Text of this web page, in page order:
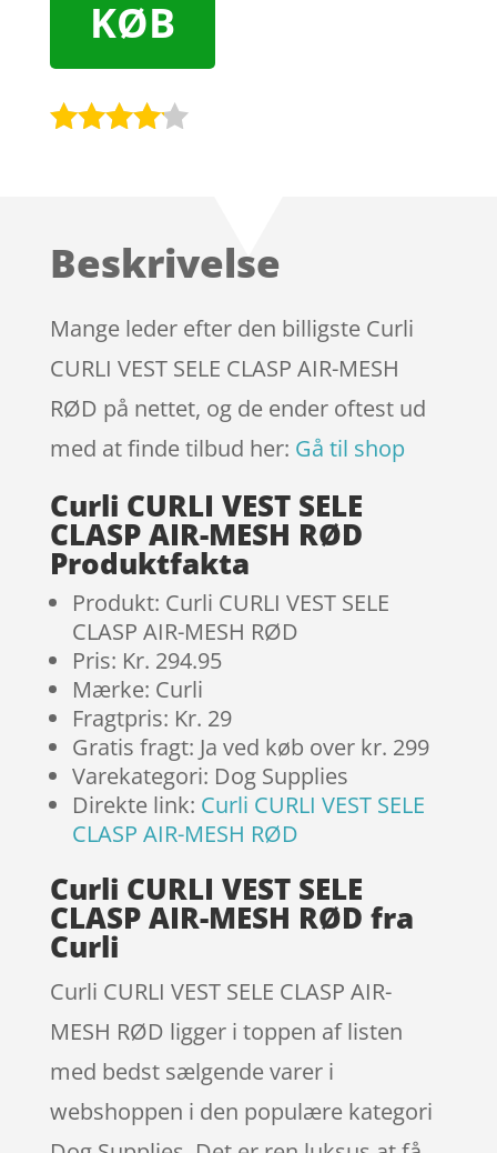
KØB
på
ømmels
er
Beskrivelse
Mange leder efter den billigste Curli
CURLI VEST SELE CLASP AIR-MESH
RØD på nettet, og de ender oftest ud
med at finde tilbud her: Gå til shop
Curli CURLI VEST SELE
CLASP AIR-MESH RØD
Produktfakta
Produkt: Curli CURLI VEST SELE
CLASP AIR-MESH RØD
Pris: Kr. 294.95
Mærke: Curli
Fragtpris: Kr. 29
Gratis fragt: Ja ved køb over kr. 299
Varekategori: Dog Supplies
Direkte link: Curli CURLI VEST SELE
CLASP AIR-MESH RØD
Curli CURLI VEST SELE
CLASP AIR-MESH RØD fra
Curli
Curli CURLI VEST SELE CLASP AIR-
MESH RØD ligger i toppen af listen
med bedst sælgende varer i
webshoppen i den populære kategori